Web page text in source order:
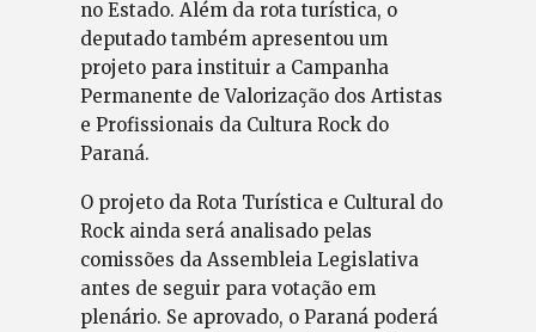
no Estado. Além da rota turística, o
deputado também apresentou um
projeto para instituir a Campanha
Permanente de Valorização dos Artistas
e Profissionais da Cultura Rock do
Paraná.
O projeto da Rota Turística e Cultural do
Rock ainda será analisado pelas
comissões da Assembleia Legislativa
antes de seguir para votação em
plenário. Se aprovado, o Paraná poderá